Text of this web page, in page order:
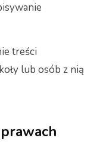
treści
lub osób z nią